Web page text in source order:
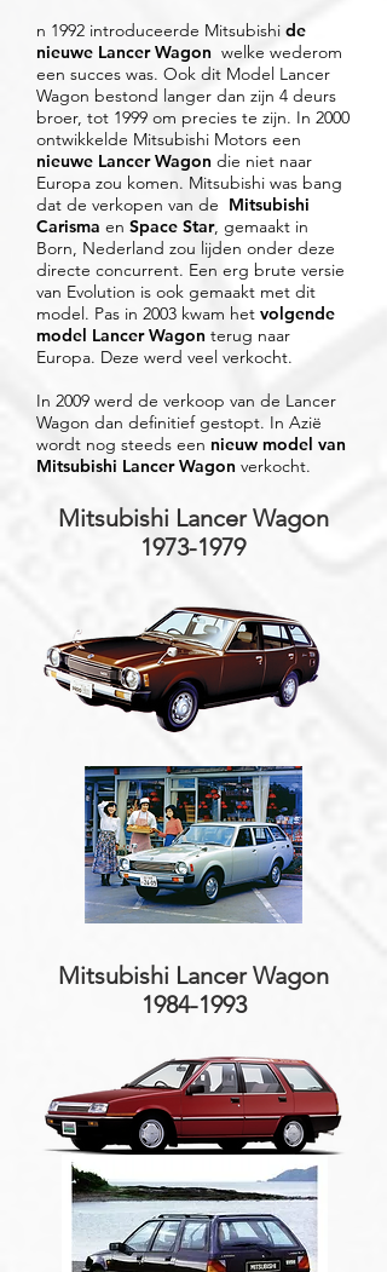
n 1992 introduceerde Mitsubishi de
nieuwe Lancer Wagon welke wederom
een ​​succes was. Ook dit Model Lancer
Wagon bestond langer dan zijn 4 deurs
broer, tot 1999 om precies te zijn. In 2000
ontwikkelde Mitsubishi Motors een
nieuwe Lancer Wagon die niet naar
Europa zou komen. Mitsubishi was bang
dat de verkopen van de Mitsubishi
Carisma en Space Star, gemaakt in
Born, Nederland zou lijden onder deze
directe concurrent. Een erg brute versie
van Evolution is ook gemaakt met dit
model. Pas in 2003 kwam het volgende
model Lancer Wagon terug naar
Europa. Deze werd veel verkocht.
In 2009 werd de verkoop van de Lancer
Wagon dan definitief gestopt. In Azië
wordt nog steeds een nieuw model van
Mitsubishi Lancer Wagon verkocht.
Mitsubishi Lancer Wagon
1973-1979
Mitsubishi Lancer Wagon
1984-1993